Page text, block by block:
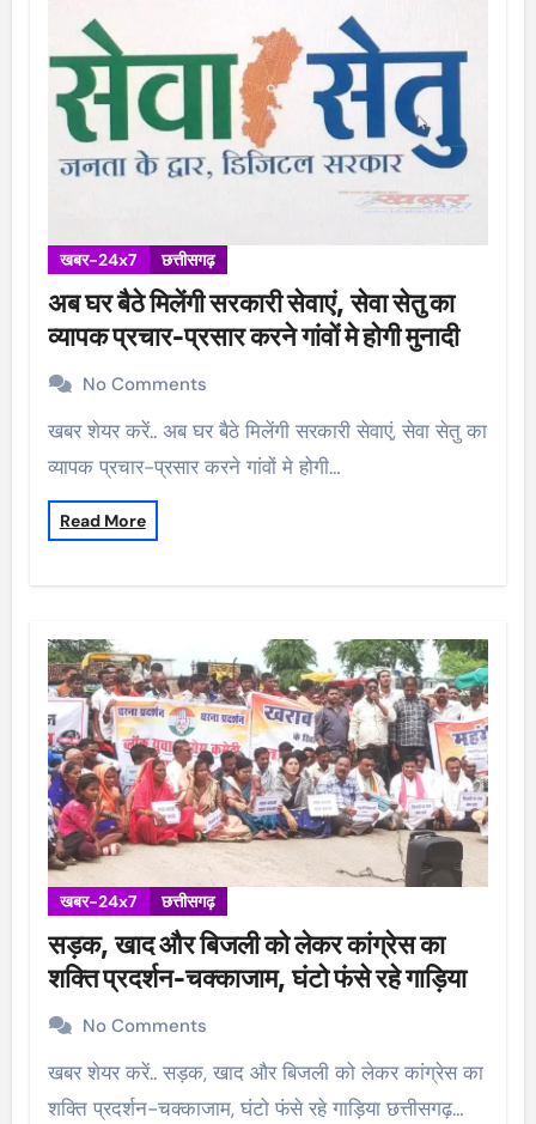
खबर-24x7 छत्तीसगढ़
अब घर बैठे मिलेंगी सरकारी सेवाएं, सेवा सेतु का
व्यापक प्रचार-प्रसार करने गांवों मे होगी मुनादी
No Comments
खबर शेयर करें.. अब घर बैठे मिलेंगी सरकारी सेवाएं, सेवा सेतु का
व्यापक प्रचार-प्रसार करने गांवों मे होगी…
Read More
खबर-24x7 छत्तीसगढ़
सड़क, खाद और बिजली को लेकर कांग्रेस का
शक्ति प्रदर्शन-चक्काजाम, घंटो फंसे रहे गाड़िया
No Comments
खबर शेयर करें.. सड़क, खाद और बिजली को लेकर कांग्रेस का
शक्ति प्रदर्शन-चक्काजाम, घंटो फंसे रहे गाड़िया छत्तीसगढ़…